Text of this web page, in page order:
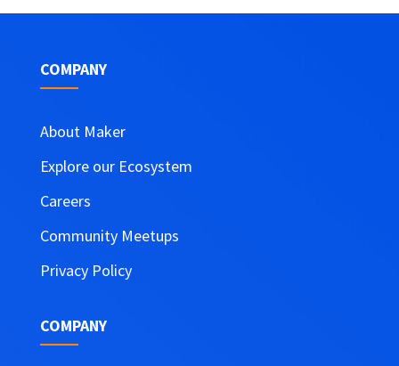
era:
es:
COMPANY
About Maker
Explore our Ecosystem
Careers
Community Meetups
Privacy Policy
COMPANY